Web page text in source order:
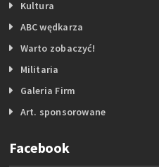
Kultura
ABC wędkarza
Warto zobaczyć!
Militaria
Galeria Firm
Art. sponsorowane
Facebook